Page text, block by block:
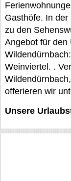
Gasthöfe. In
zu den
Angebot für den
Weinviertel. .
offerieren wir
Unsere